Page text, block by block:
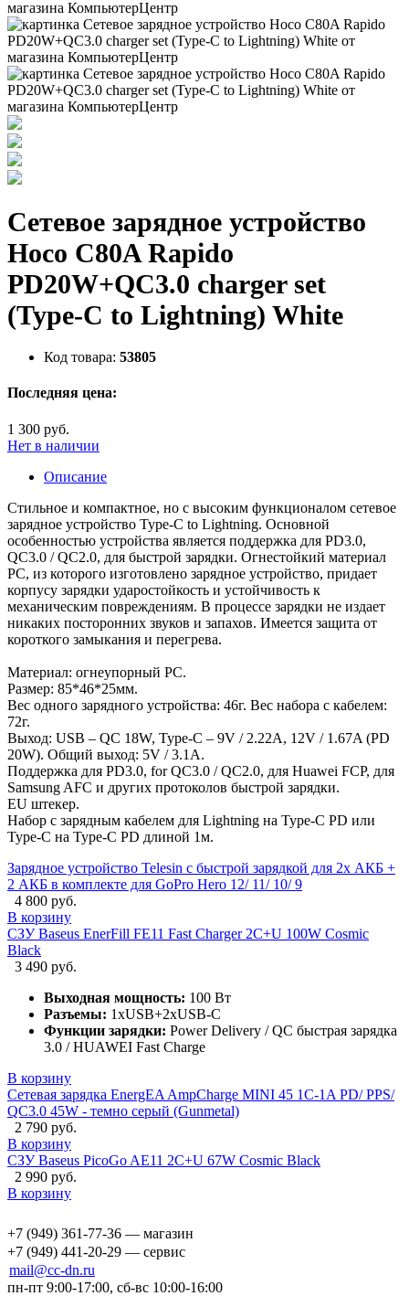
Сетевое зарядное устройство
Hoco C80A Rapido
PD20W+QC3.0 charger set
(Type-C to Lightning) White
Код товара: 53805
Последняя цена:
1 300 руб.
Нет в наличии
Описание
Стильное и компактное, но с высоким функционалом сетевое
зарядное устройство Type-C to Lightning. Основной
особенностью устройства является поддержка для PD3.0,
QC3.0 / QC2.0, для быстрой зарядки. Огнестойкий материал
PC, из которого изготовлено зарядное устройство, придает
корпусу зарядки ударостойкость и устойчивость к
механическим повреждениям. В процессе зарядки не издает
никаких посторонних звуков и запахов. Имеется защита от
короткого замыкания и перегрева.
Материал: огнеупорный PC.
Размер: 85*46*25мм.
Вес одного зарядного устройства: 46г. Вес набора с кабелем:
72г.
Выход: USB – QC 18W, Type-C – 9V / 2.22A, 12V / 1.67A (PD
20W). Общий выход: 5V / 3.1A.
Поддержка для PD3.0, for QC3.0 / QC2.0, для Huawei FCP, для
Samsung AFC и других протоколов быстрой зарядки.
EU штекер.
Набор с зарядным кабелем для Lightning на Type-C PD или
Type-C на Type-C PD длиной 1м.
Зарядное устройство Telesin с быстрой зарядкой для 2х АКБ +
2 АКБ в комплекте для GoPro Hero 12/ 11/ 10/ 9
4 800 руб.
В корзину
СЗУ Baseus EnerFill FE11 Fast Charger 2C+U 100W Cosmic
Black
3 490 руб.
Выходная мощность: 100 Вт
Разъемы: 1xUSB+2xUSB-C
Функции зарядки: Power Delivery / QC быстрая зарядка
3.0 / HUAWEI Fast Charge
В корзину
Сетевая зарядка EnergEA AmpCharge MINI 45 1C-1A PD/ PPS/
QC3.0 45W - темно серый (Gunmetal)
2 790 руб.
В корзину
СЗУ Baseus PicoGo AE11 2C+U 67W Cosmic Black
2 990 руб.
В корзину
+7 (949) 361-77-36 — магазин
+7 (949) 441-20-29 — сервис
mail@cc-dn.ru
пн-пт 9:00-17:00, сб-вс 10:00-16:00